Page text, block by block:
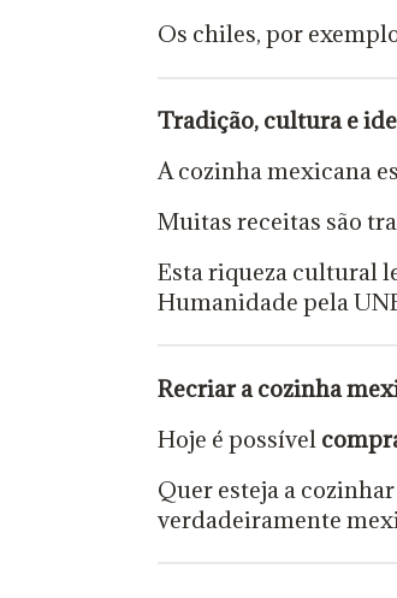
Os chiles, por
Tradição, cultura e
A cozinha mexicana
Muitas receitas são
Esta riqueza cultural
Humanidade pela
Recriar a cozinha
Hoje é possível
Quer esteja a
verdadeiramente